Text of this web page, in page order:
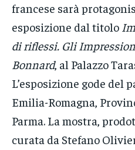
francese sarà
esposizione dal titolo
di riflessi. Gli
Bonnard, al Palazzo
L’esposizione gode del
Emilia-Romagna,
Parma. La mostra,
curata da Stefano